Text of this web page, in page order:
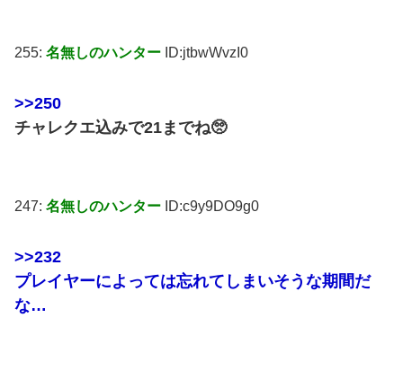
255: 名無しのハンター ID:jtbwWvzI0
>>250
チャレクエ込みで21までね🥺
247: 名無しのハンター ID:c9y9DO9g0
>>232
プレイヤーによっては忘れてしまいそうな期間だ
な…